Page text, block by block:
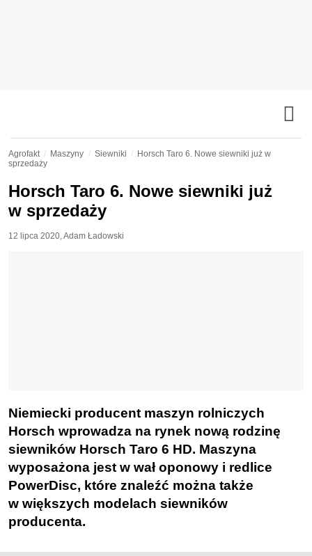
Agrofakt Maszyny Siewniki
Horsch Taro 6. Nowe siewniki już w
sprzedaży
Horsch Taro 6. Nowe siewniki już
w sprzedaży
12 lipca 2020,Adam Ładowski
Niemiecki producent maszyn rolniczych
Horsch wprowadza na rynek nową rodzinę
siewników Horsch Taro 6 HD. Maszyna
wyposażona jest w wał oponowy i redlice
PowerDisc, które znaleźć można także
w większych modelach siewników
producenta.